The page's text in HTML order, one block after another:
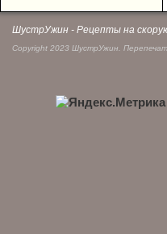
ШустрУжин - Рецепты на
Copyright 2023 ШустрУжин.